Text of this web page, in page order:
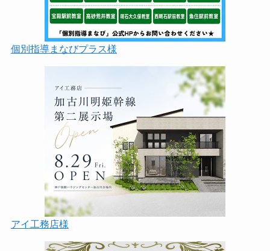
個別指導まなびプラス様
アイ工務店様